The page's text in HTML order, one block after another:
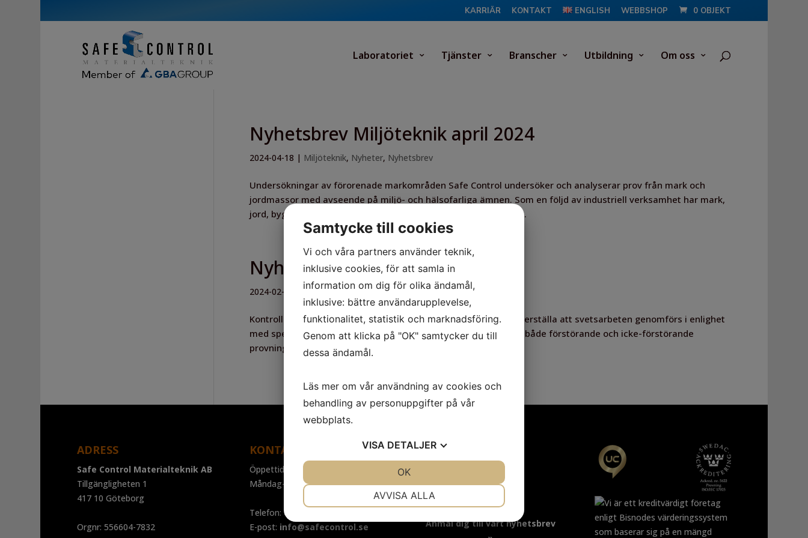
KARRIÄR KONTAKT ENGLISH WEBBSHOP 0 OBJEKT
Laboratoriet Tjänster Branscher Utbildning Om oss
Nyhetsbrev Miljöteknik april 2024
2024-04-18 | Miljöteknik, Nyheter, Nyhetsbrev
Undersökningar av förorenade markområden Safe Control undersöker och analyserar prov från mark och
jordmassor med avseende på miljö- och hälsofarliga ämnen. Som en följd av industriell verksamhet har mark,
jord, byggnader och vatten förorenats under årens lopp. Enligt...
Nyhetsbrev
2024-02-08 Nyheter,Nyhetsbrev
Kontroll av svets, svetsförband och svetsprocedurer För att säkerställa att svetsarbeten genomförs i enlighet
med specificerade krav och vald tillverkningsstandard används både förstörande och icke-förstörande
provning. Det är av yttersta vikt med svets- och...
ADRESS
Safe Control Materialteknik AB
Tillgängligheten 1
417 10 Göteborg
Orgnr: 556604-7832
KONTAKT
Öppettider:
Måndag-fredag: 07.30-16.00
Telefon: 031-65 64 70
E-post: info@safecontrol.se
FÖLJ OSS
Anmäl dig till vårt nyhetsbrev
Samtycke till cookies
Vi och våra partners använder teknik,
inklusive cookies, för att samla in
information om dig för olika ändamål,
inklusive: bättre användarupplevelse,
funktionalitet, statistik och marknadsföring.
Genom att klicka på "OK" samtycker du till
dessa ändamål.
Läs mer om vår användning av cookies och
behandling av personuppgifter på vår
webbplats.
VISA DETALJER
MARKNADSFÖRING
AVVISA ALLA
OK